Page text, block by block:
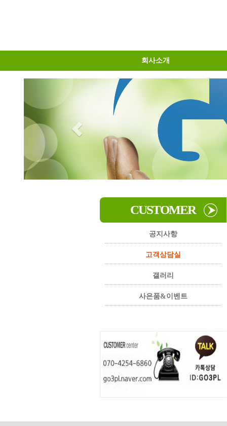
회사소개
인사말
물류센터소개
오시는길
CUSTOMER
공지사항
고객상담실
갤러리
사은품&이벤트